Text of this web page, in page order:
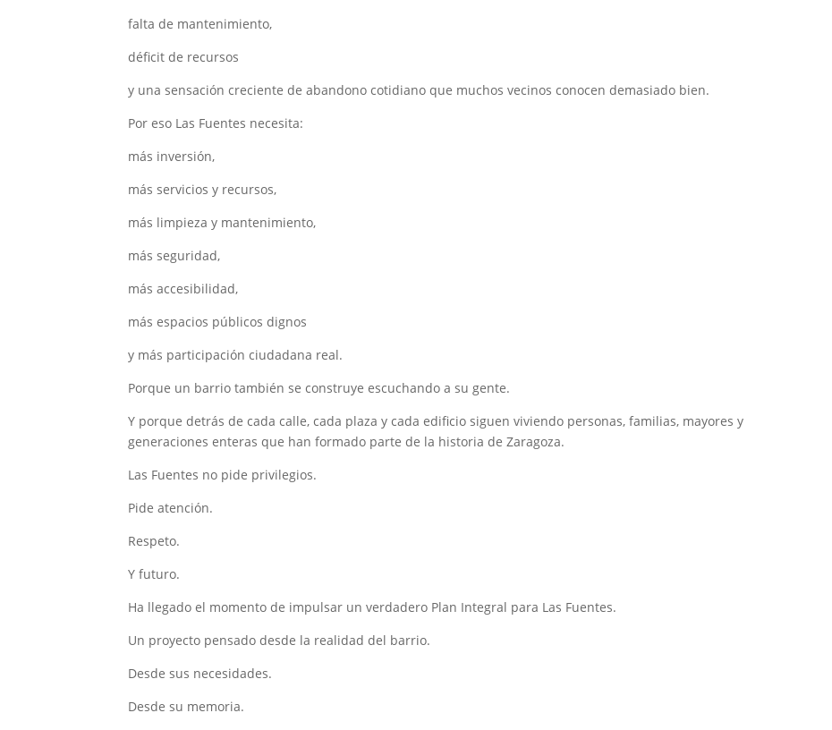
falta de mantenimiento,
déficit de recursos
y una sensación creciente de abandono cotidiano que muchos vecinos conocen demasiado bien.
Por eso Las Fuentes necesita:
más inversión,
más servicios y recursos,
más limpieza y mantenimiento,
más seguridad,
más accesibilidad,
más espacios públicos dignos
y más participación ciudadana real.
Porque un barrio también se construye escuchando a su gente.
Y porque detrás de cada calle, cada plaza y cada edificio siguen viviendo personas, familias, mayores y
generaciones enteras que han formado parte de la historia de Zaragoza.
Las Fuentes no pide privilegios.
Pide atención.
Respeto.
Y futuro.
Ha llegado el momento de impulsar un verdadero Plan Integral para Las Fuentes.
Un proyecto pensado desde la realidad del barrio.
Desde sus necesidades.
Desde su memoria.